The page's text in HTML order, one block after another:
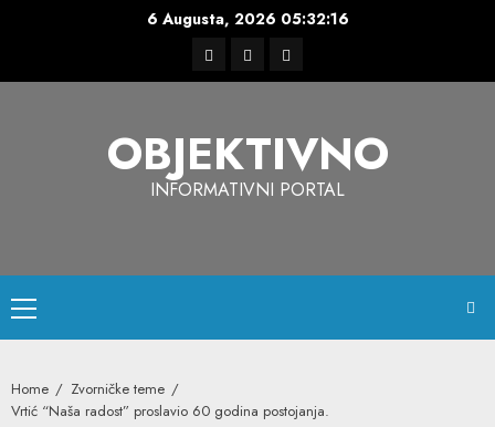
6 Augusta, 2026 05:32:17
FacebookInstagram
Twitter
OBJEKTIVNO
INFORMATIVNI PORTAL
Primary
Menu
Home
Zvorničke teme
Vrtić “Naša radost” proslavio 60 godina postojanja.